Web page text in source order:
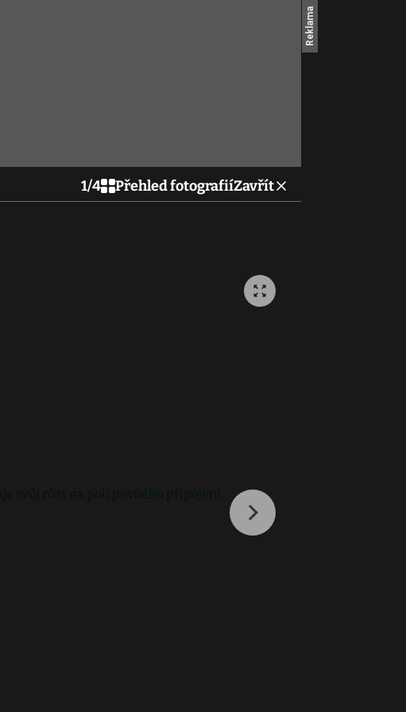
1/4 Přehled fotografiíZavřít